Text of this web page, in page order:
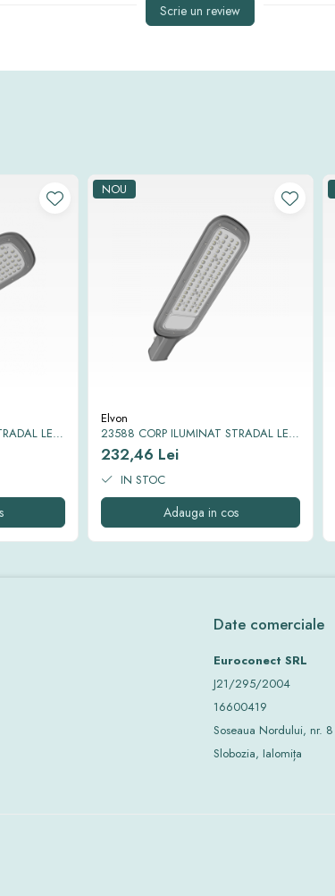
Scrie un review
LED
50W
NOU
Elvon
23588 CORP ILUMINAT STRADAL LED
SMD EQUINOX II 6500K IP65 70W
232,46 Lei
IN STOC
Adauga in cos
Date comerciale
Euroconect SRL
J21/295/2004
16600419
Soseaua Nordului, nr. 8
Slobozia, Ialomița